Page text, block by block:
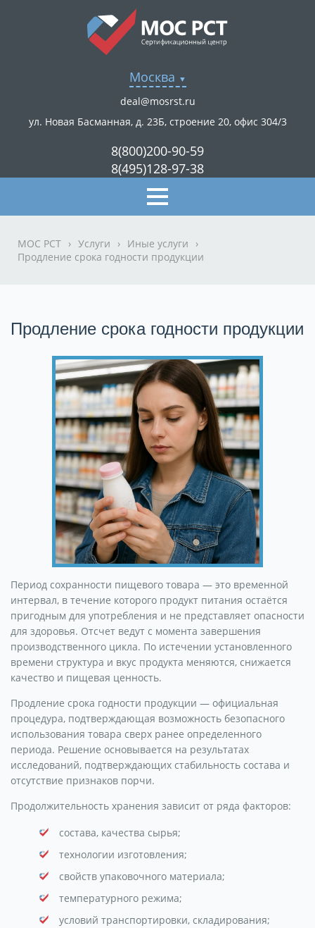
Москва
deal@mosrst.ru
ул. Новая Басманная, д. 23Б, строение 20, офис 304/3
8(800)200-90-59
8(495)128-97-38
МОС РСТ › Услуги › Иные услуги
›
Продление срока годности продукции
Продление срока годности продукции
Период сохранности пищевого товара — это временной
интервал, в течение которого продукт питания остаётся
пригодным для употребления и не представляет опасности
для здоровья. Отсчет ведут с момента завершения
производственного цикла. По истечении установленного
времени структура и вкус продукта меняются, снижается
качество и пищевая ценность.
Продление срока годности продукции — официальная
процедура, подтверждающая возможность безопасного
использования товара сверх ранее определенного
периода. Решение основывается на результатах
исследований, подтверждающих стабильность состава и
отсутствие признаков порчи.
Продолжительность хранения зависит от ряда факторов:
состава, качества сырья;
технологии изготовления;
свойств упаковочного материала;
температурного режима;
условий транспортировки, складирования;